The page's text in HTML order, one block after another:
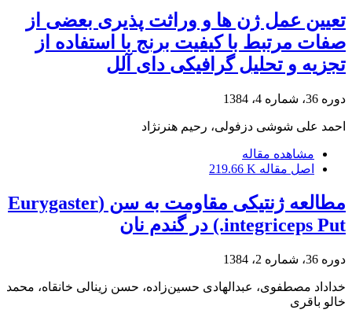
تعیین عمل ژن ها و وراثت پذیری بعضی از
صفات مرتبط با کیفیت برنج با استفاده از
تجزیه و تحلیل گرافیکی دای آلل
دوره 36، شماره 4، 1384
احمد علی شوشی دزفولی، رحیم هنرنژاد
مشاهده مقاله
اصل مقاله 219.66 K
مطالعه ژنتیکی مقاومت به سن (Eurygaster
integriceps Put.) در گندم نان
دوره 36، شماره 2، 1384
خداداد مصطفوی، عبدالهادی حسین‌زاده، حسن زینالی خانقاه، محمد
خالو باقری